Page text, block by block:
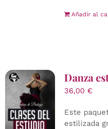
Añadir al
Danza
36,00 €
Este
estilizada